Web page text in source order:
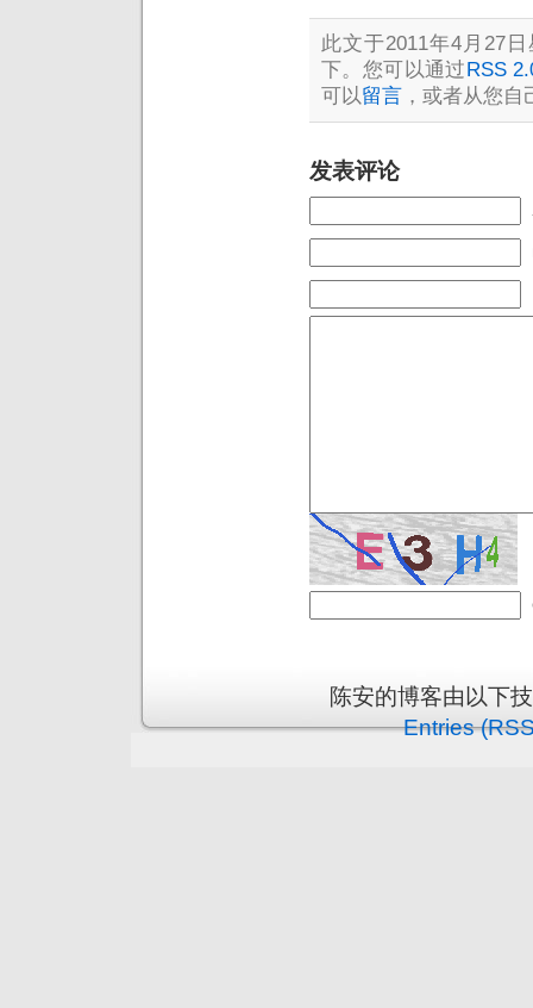
此文于2011年4月27
下。您可以通过RSS
可以留言 ，或者从您自
发表评论
陈安的博客由以下
Entries